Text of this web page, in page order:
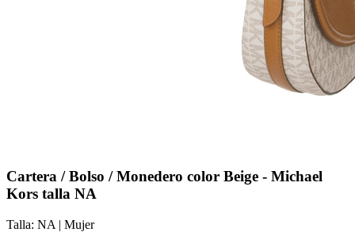
Cartera / Bolso / Monedero color Beige - Michael
Kors talla NA
Talla: NA | Mujer